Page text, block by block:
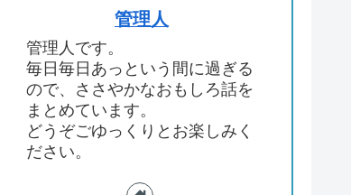
管理人
管理人です。
毎日毎日あっという間に過ぎる
ので、ささやかなおもしろ話を
まとめています。
どうぞごゆっくりとお楽しみく
ださい。